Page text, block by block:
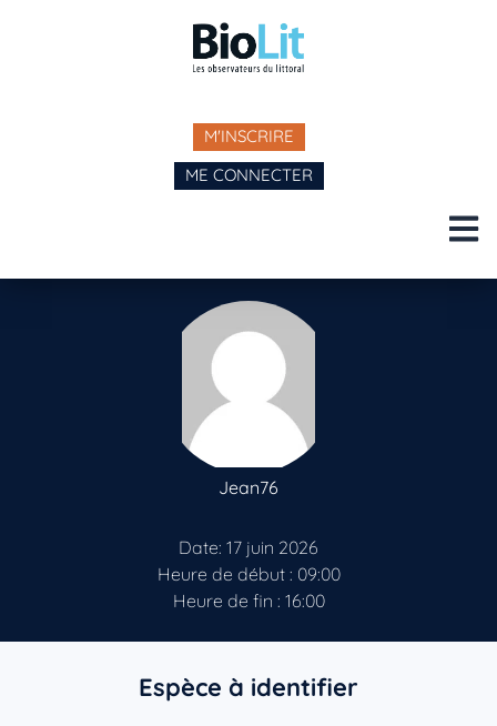
M'INSCRIRE
ME CONNECTER
Jean76
Date: 17 juin 2026
Heure de début : 09:00
Heure de fin : 16:00
Espèce à identifier